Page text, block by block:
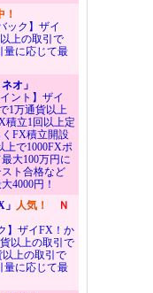
ック】ザイ
上の取引で
量に応じて最
オ」
ント】ザイ
1万通貨以上
積立1回以上定
FX積立開設
上で1000FXポ
大100万円に
ト合格など
4000円！
人気！
Ｎ
】ザイFX！か
以上の取引で
以上の取引で
量に応じて最